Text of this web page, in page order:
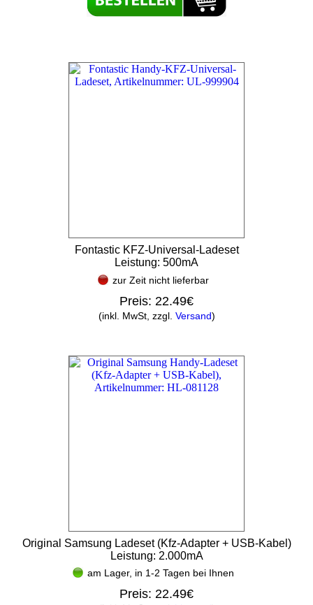
Fontastic KFZ-Universal-Ladeset
Leistung: 500mA
zur Zeit nicht lieferbar
Preis: 22.49€
(inkl. MwSt, zzgl. Versand)
Original Samsung Ladeset (Kfz-Adapter + USB-Kabel)
Leistung: 2.000mA
am Lager, in 1-2 Tagen bei Ihnen
Preis: 22.49€